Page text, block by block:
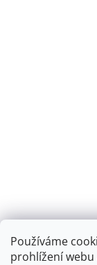
Používáme
prohlížení